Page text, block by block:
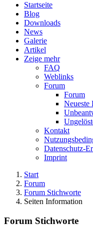
Startseite
Blog
Downloads
News
Galerie
Artikel
Zeige mehr
FAQ
Weblinks
Forum
Forum
Neueste
Kontakt
Datenschutz-
Imprint
Start
Forum
Forum Stichworte
Seiten Information
Forum Stichworte